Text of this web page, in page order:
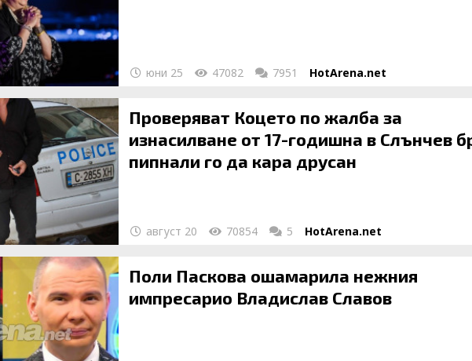
юни 25 47082 7951 HotArena.net
Проверяват Коцето по жалба за
изнасилване от 17-годишна в Слънчев
пипнали го да кара друсан
август 20 70854 5 HotArena.net
Поли Паскова ошамарила нежния
импресарио Владислав Славов